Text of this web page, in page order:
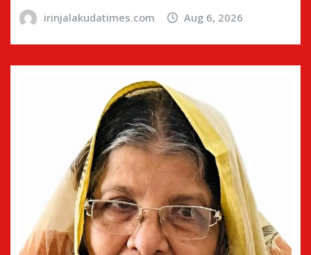
irinjalakudatimes.com Aug 6, 2026